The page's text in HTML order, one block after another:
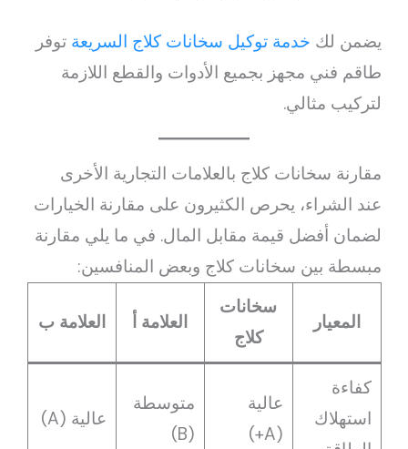
يضمن لك خدمة توكيل سخانات كلاج السريعة توفر
طاقم فني مجهز بجميع الأدوات والقطع اللازمة
لتركيب مثالي.
مقارنة سخانات كلاج بالعلامات التجارية الأخرى
عند الشراء، يحرص الكثيرون على مقارنة الخيارات
لضمان أفضل قيمة مقابل المال. في ما يلي مقارنة
مبسطة بين سخانات كلاج وبعض المنافسين:
المعيار
سخانات
كلاج
العلامة أ العلامة ب
كفاءة
استهلاك
عالية
(A+)
متوسطة
(B)
عالية (A)